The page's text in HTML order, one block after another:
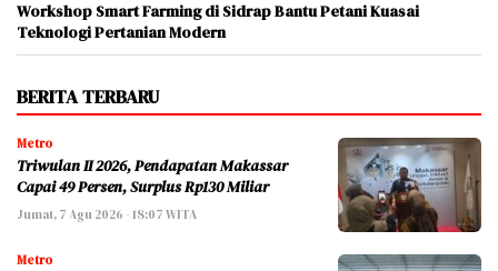
Workshop Smart Farming di Sidrap Bantu Petani Kuasai
Teknologi Pertanian Modern
BERITA TERBARU
Metro
Triwulan II 2026, Pendapatan Makassar
Capai 49 Persen, Surplus Rp130 Miliar
Jumat, 7 Agu 2026 - 18:07 WITA
Metro